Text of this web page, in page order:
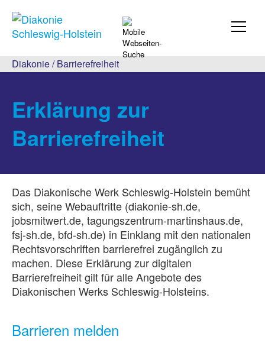
Diakonie/Barrierefreiheit
Erklärung zur
Barrierefreiheit
Das Diakonische Werk Schleswig-Holstein bemüht
sich, seine Webauftritte (diakonie-sh.de,
jobsmitwert.de, tagungszentrum-martinshaus.de,
fsj-sh.de, bfd-sh.de) in Einklang mit den nationalen
Rechtsvorschriften barrierefrei zugänglich zu
machen. Diese Erklärung zur digitalen
Barrierefreiheit gilt für alle Angebote des
Diakonischen Werks Schleswig-Holsteins.
Barrieren melden